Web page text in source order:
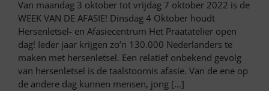
Van maandag 3 oktober tot vrijdag 7 oktober 2022 is de
WEEK VAN DE AFASIE! Dinsdag 4 Oktober houdt
Hersenletsel- en Afasiecentrum Het Praatatelier open
dag! Ieder jaar krijgen zo’n 130.000 Nederlanders te
maken met hersenletsel. Een relatief onbekend gevolg
van hersenletsel is de taalstoornis afasie. Van de ene op
de andere dag kunnen mensen, jong […]